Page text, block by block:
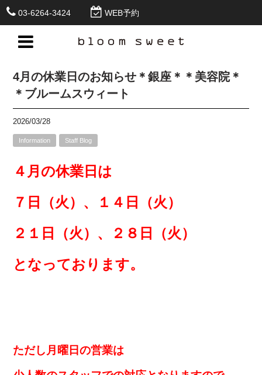
03-6264-3424 WEB予約
4月の休業日のお知らせ＊銀座＊＊美容院＊
＊ブルームスウィート
2026/03/28
Information Staff Blog
４月の休業日は
７日（火）、１４日（火）
２１日（火）、２８日（火）
となっております。
ただし月曜日の営業は